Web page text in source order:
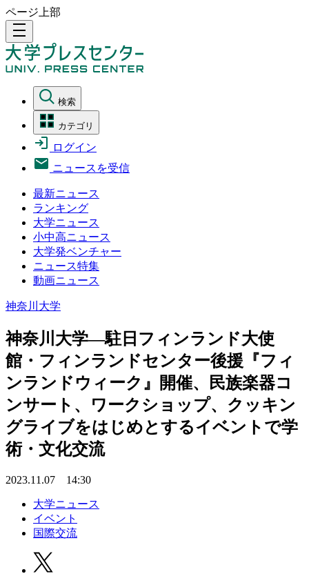
ページ上部
density_medium
検索
カテゴリ
ログイン
ニュースを受信
最新ニュース
ランキング
大学ニュース
小中高ニュース
大学発ベンチャー
ニュース特集
動画ニュース
神奈川大学
神奈川大学―駐日フィンランド大使
館・フィンランドセンター後援『フィ
ンランドウィーク』開催、民族楽器コ
ンサート、ワークショップ、クッキン
グライブをはじめとするイベントで学
術・文化交流
2023.11.07 14:30
大学ニュース
イベント
国際交流